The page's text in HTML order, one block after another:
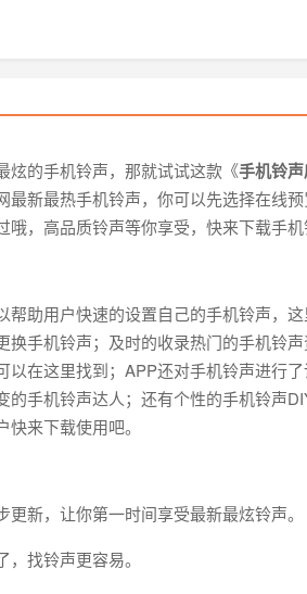
炫的手机铃声，那就试试这款《手机铃
最新最热手机铃声，你可以先选择在线
，高品质铃声等你享受，快来下载手机
帮助用户快速的设置自己的手机铃声，
换手机铃声；及时的收录热门的手机铃
以在这里找到；APP还对手机铃声进行
的手机铃声达人；还有个性的手机铃声
来下载使用吧。
更新，让你第一时间享受最新最炫铃声。
找铃声更容易。